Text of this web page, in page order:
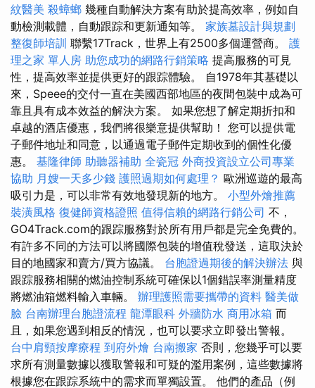
紋醫美 殺蟑螂 幾種自動解決方案有助於提高效率，例如自
動檢測載體，自動跟踪和更新通知等。 家族墓設計與規劃
整復師培訓 聯繫17Track，世界上有2500多個運營商。 護
理之家 單人房 助您成功的網路行銷策略 提高服務的可見
性，提高效率並提供更好的跟踪體驗。 自1978年其基礎以
來，Speee的交付一直在美國西部地區的夜間包裝中成為可
靠且具有成本效益的解決方案。 如果您想了解定期折扣和
卓越的酒店優惠，我們將很樂意提供幫助！ 您可以提供電
子郵件地址和同意，以通過電子郵件定期收到的個性化優
惠。 基隆律師 助聽器補助 全瓷冠 外商投資設立公司專業
協助 月嫂一天多少錢 護照過期如何處理？ 歐洲巡遊的最高
吸引力是，可以非常有效地發現新的地方。 小型外燴推薦
裝潢風格 復健師資格證照 值得信賴的網路行銷公司 不，
GO4Track.com的跟踪服務對於所有用戶都是完全免費的。
有許多不同的方法可以將國際包裝的增值稅發送，這取決於
目的地國家和賣方/買方協議。 台胞證過期後的解決辦法 與
跟踪服務相關的燃油控制系統可確保以1個錯誤率測量精度
將燃油箱燃料輸入車輛。 辦理護照需要攜帶的資料 醫美做
臉 台南辦理台胞證流程 龍潭眼科 外牆防水 商用冰箱 而
且，如果您遇到相反的情況，也可以要求立即發出警報。
台中肩頸按摩療程 到府外燴 台南搬家 否則，您幾乎可以要
求所有測量數據以獲取警報和可疑的濫用案例，這些數據將
根據您在跟踪系統中的需求而單獨設置。 他們的產品（例